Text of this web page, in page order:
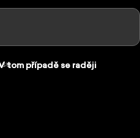
tom případě se raději